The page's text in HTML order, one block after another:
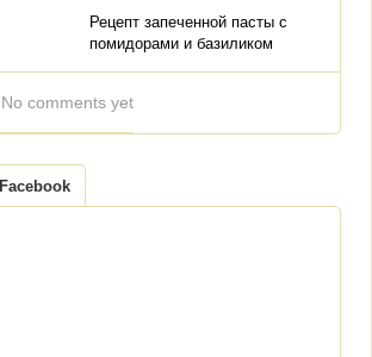
Рецепт запеченной пасты с
помидорами и базиликом
No comments yet
Facebook